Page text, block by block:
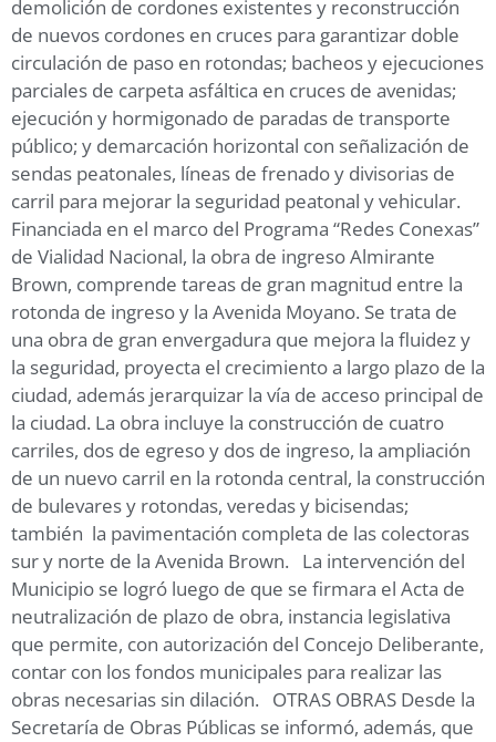
demolición de cordones existentes y reconstrucción
de nuevos cordones en cruces para garantizar doble
circulación de paso en rotondas; bacheos y ejecuciones
parciales de carpeta asfáltica en cruces de avenidas;
ejecución y hormigonado de paradas de transporte
público; y demarcación horizontal con señalización de
sendas peatonales, líneas de frenado y divisorias de
carril para mejorar la seguridad peatonal y vehicular.
Financiada en el marco del Programa “Redes Conexas”
de Vialidad Nacional, la obra de ingreso Almirante
Brown, comprende tareas de gran magnitud entre la
rotonda de ingreso y la Avenida Moyano. Se trata de
una obra de gran envergadura que mejora la fluidez y
la seguridad, proyecta el crecimiento a largo plazo de la
ciudad, además jerarquizar la vía de acceso principal de
la ciudad. La obra incluye la construcción de cuatro
carriles, dos de egreso y dos de ingreso, la ampliación
de un nuevo carril en la rotonda central, la construcción
de bulevares y rotondas, veredas y bicisendas;
también la pavimentación completa de las colectoras
sur y norte de la Avenida Brown. La intervención del
Municipio se logró luego de que se firmara el Acta de
neutralización de plazo de obra, instancia legislativa
que permite, con autorización del Concejo Deliberante,
contar con los fondos municipales para realizar las
obras necesarias sin dilación. OTRAS OBRAS Desde la
Secretaría de Obras Públicas se informó, además, que